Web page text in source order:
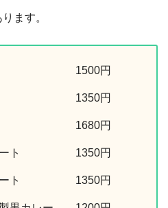
ます。
ガー 1500円
ガー 1350円
キ 1680円
レート 1350円
レート 1350円